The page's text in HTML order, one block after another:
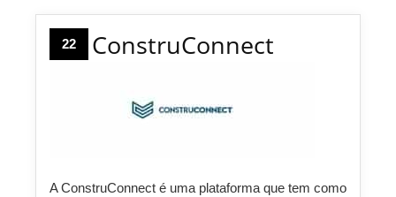
22 ConstruConnect
A ConstruConnect é uma plataforma que tem como